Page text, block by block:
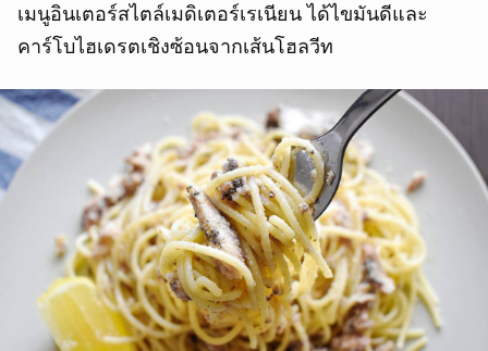
เมนูอินเตอร์สไตล์เมดิเตอร์เรเนียน ได้ไขมันดีและ
คาร์โบไฮเดรตเชิงซ้อนจากเส้นโฮลวีท